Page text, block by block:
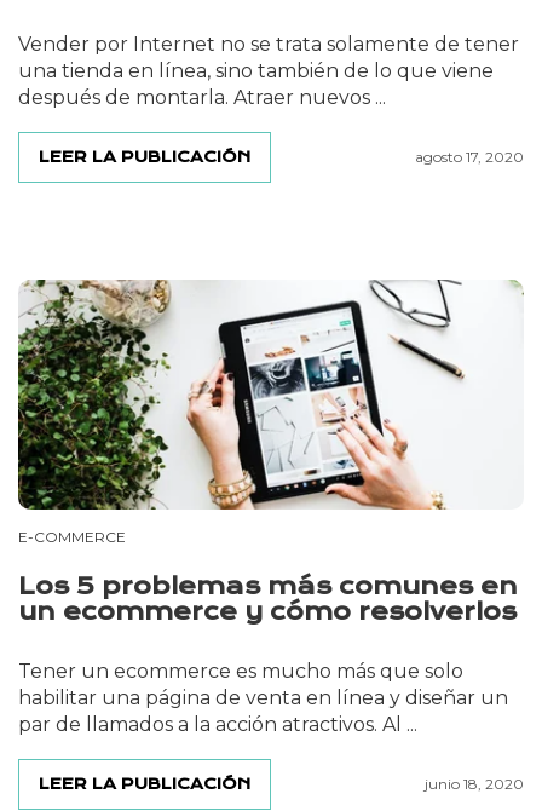
Vender por Internet no se trata solamente de tener
una tienda en línea, sino también de lo que viene
después de montarla. Atraer nuevos ...
LEER LA PUBLICACIÓN agosto 17, 2020
E-COMMERCE
Los 5 problemas más comunes en
un ecommerce y cómo resolverlos
Tener un ecommerce es mucho más que solo
habilitar una página de venta en línea y diseñar un
par de llamados a la acción atractivos. Al ...
LEER LA PUBLICACIÓN junio 18, 2020